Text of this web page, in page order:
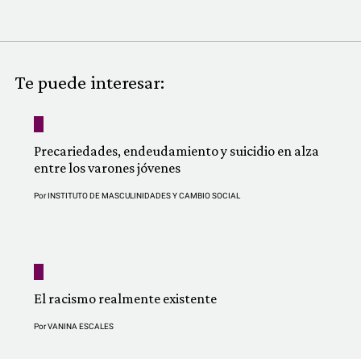
Te puede interesar:
Precariedades, endeudamiento y suicidio en alza
entre los varones jóvenes
Por INSTITUTO DE MASCULINIDADES Y CAMBIO SOCIAL
El racismo realmente existente
PorVANINA ESCALES